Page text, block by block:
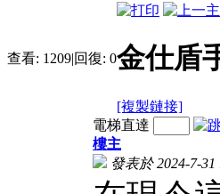
查看: 1209|回復: 0金仕盾
[複製鏈接]
電梯直達
樓主
發表於 2024-7-31